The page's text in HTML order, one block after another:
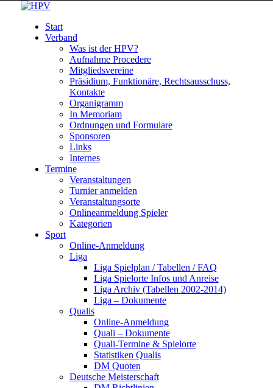
Start
Verband
Was ist der HPV?
Aufnahme Procedere
Mitgliedsvereine
Präsidium, Funktionäre, Rechtsausschuss,
Kontakte
Organigramm
In Memoriam
Ordnungen und Formulare
Sponsoren
Links
Internes
Termine
Veranstaltungen
Turnier anmelden
Veranstaltungsorte
Onlineanmeldung Spieler
Kategorien
Sport
Online-Anmeldung
Liga
Liga Spielplan / Tabellen / FAQ
Liga Spielorte Infos und Anreise
Liga Archiv (Tabellen 2002-2014)
Liga – Dokumente
Qualis
Online-Anmeldung
Quali – Dokumente
Quali-Termine & Spielorte
Statistiken Qualis
DM Quoten
Deutsche Meisterschaft